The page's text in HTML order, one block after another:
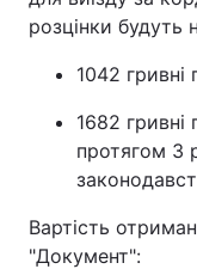
розцінки будуть
1042
1682
протягом 3
Вартість
"Документ":